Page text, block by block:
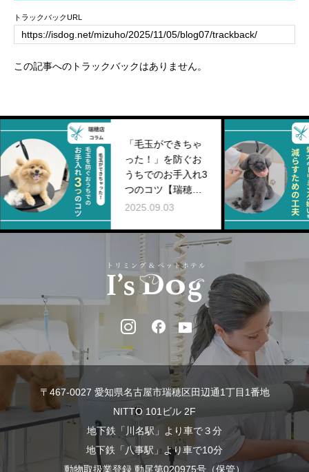
トラックバックURL
この記事へのトラックバックはありません。
「毛玉ができちゃ
った！」を防ぐお
うちでのお手入れ3
つのコツ【瑞穂店
コラム】
2025.09.03
〒467-0027 愛知県名古屋市瑞穂区田辺通1丁目1番地
NITTO 101ビル 2F
地下鉄「川名駅」より車で３分
地下鉄「八事駅」より車で10分
動物取扱業登録 動尾第020975号（保管）